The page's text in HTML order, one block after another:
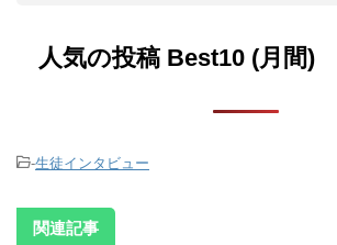
人気の投稿 Best10 (月間)
-生徒インタビュー
関連記事